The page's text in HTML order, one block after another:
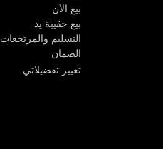
بيع الآن
بيع حقيبة يد
التسليم والمرتجعات
الضمان
تغيير تفضيلاتي